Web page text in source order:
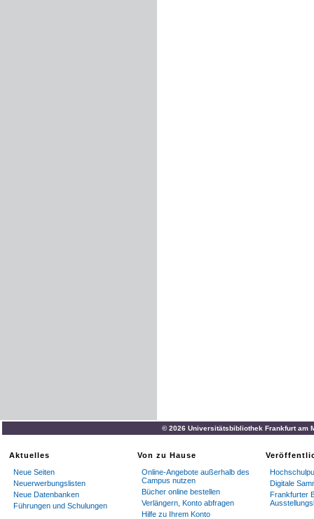
© 2026 Universitätsbibliothek Frankfurt am
Aktuelles
Neue Seiten
Neuerwerbungslisten
Neue Datenbanken
Führungen und Schulungen
Von zu Hause
Online-Angebote außerhalb des
Campus nutzen
Bücher online bestellen
Verlängern, Konto abfragen
Hilfe zu Ihrem Konto
Digitale
Frankfurter